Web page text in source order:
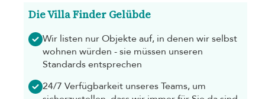
Die Villa Finder Gelübde
Wir listen nur Objekte auf, in denen wir selbst
wohnen würden - sie müssen unseren
Standards entsprechen
24/7 Verfügbarkeit unseres Teams, um